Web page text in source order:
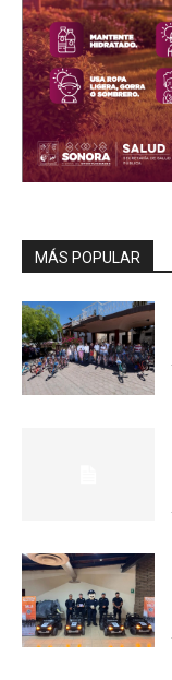
MÁS POPULAR